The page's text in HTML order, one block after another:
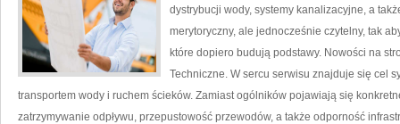
dystrybucji wody, systemy kanalizacyjne, a
merytoryczny, ale jednocześnie czytelny, tak
które dopiero budują podstawy. Nowości na
Techniczne. W sercu serwisu znajduje się cel
transportem wody i ruchem ścieków. Zamiast ogólników pojawiają się
zatrzymywanie odpływu, przepustowość przewodów, a także odporność